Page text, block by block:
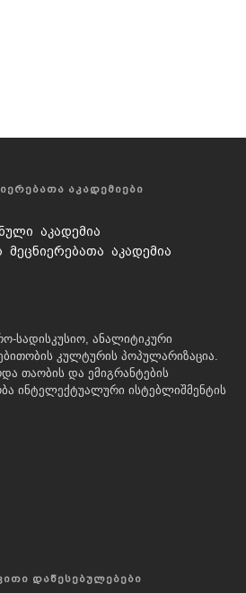
ᲐᲙᲐᲓᲔᲛᲘᲔᲑᲘ
აკადემია
აკადემია
სადისკუსიო, ანალიტიკური
კულტურის პოპულარიზაცია.
თაობის და ემიგრანტების
ინტელექტუალური ისტებლიშმენტის
ᲓᲐᲬᲔᲡᲔᲑᲣᲚᲔᲑᲔᲑᲘ